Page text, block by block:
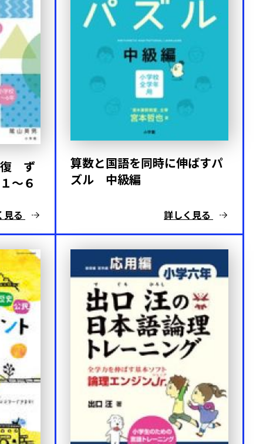
復 ず
～６
見る
算数と国語を同時に伸ばすパ
ズル 中級編
詳しく見る